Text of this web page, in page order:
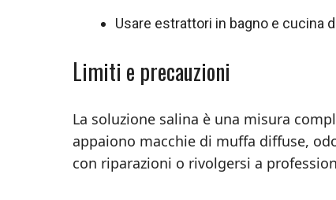
Usare estrattori in bagno e cucina
Limiti e precauzioni
La soluzione salina è una misura
appaiono macchie di muffa diffuse,
con riparazioni o rivolgersi a